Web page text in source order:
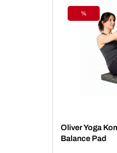
Rabatt
%
Oliver Yoga
Balance Pad